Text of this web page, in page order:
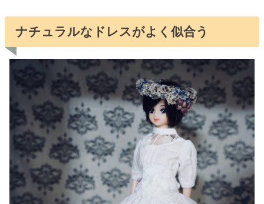
ナチュラルなドレスがよく似合う